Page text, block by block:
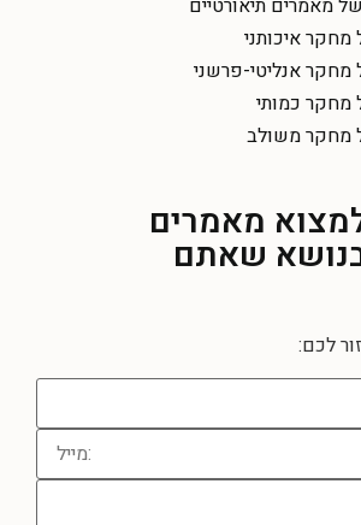
מאמרים תיאורטיים
איכותני
מחקר אנליטי-פרשני
מחקר כמותי
מחקר משולב
מאמרים
שאתם
לכם: